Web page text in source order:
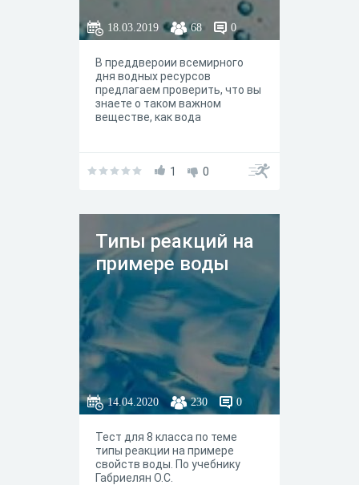
18.03.2019 68 0
В преддвероии всемирного
дня водных ресурсов
предлагаем проверить, что вы
знаете о таком важном
веществе, как вода
1 0
Типы реакций на
примере воды
14.04.2020 230 0
Тест для 8 класса по теме
типы реакции на примере
свойств воды. По учебнику
Габриелян О.С.